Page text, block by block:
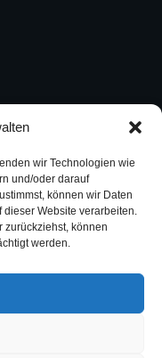
wir Technologien wie
und/oder darauf
können wir Daten
Website verarbeiten.
zurückziehst, können
werden.